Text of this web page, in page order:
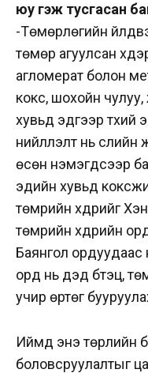
юу гэж тусгасан
-Төмөрлөгийн
төмөр агуулсан
агломерат болон
кокс, шохойн
хувьд эдгээр
нийлүүлэлт нь
өсөн нэмэгдсээр
эдийн хувьд
төмрийн хүдрийг
төмрийн хүдрийн
Баянгол ордуудаас
орд нь дэд бүтэц,
учир өртөг
Иймд энэ төрлийн
боловсруулалтыг